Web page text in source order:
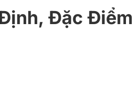
Đặc